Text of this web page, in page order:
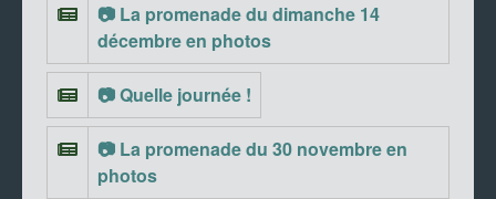
📷 La promenade du dimanche 14
décembre en photos
📷 Quelle journée !
📷 La promenade du 30 novembre en
photos